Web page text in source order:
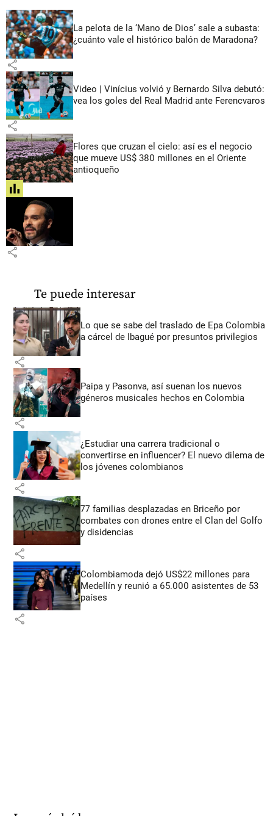
La pelota de la ‘Mano de Dios’ sale a subasta:
¿cuánto vale el histórico balón de Maradona?
share
Video | Vinícius volvió y Bernardo Silva debutó:
vea los goles del Real Madrid ante Ferencvaros
share
Flores que cruzan el cielo: así es el negocio
que mueve US$ 380 millones en el Oriente
antioqueño
share
share
Te puede interesar
Lo que se sabe del traslado de Epa Colombia
a cárcel de Ibagué por presuntos privilegios
share
Paipa y Pasonva, así suenan los nuevos
géneros musicales hechos en Colombia
share
¿Estudiar una carrera tradicional o
convertirse en influencer? El nuevo dilema de
los jóvenes colombianos
share
77 familias desplazadas en Briceño por
combates con drones entre el Clan del Golfo
y disidencias
share
Colombiamoda dejó US$22 millones para
Medellín y reunió a 65.000 asistentes de 53
países
share